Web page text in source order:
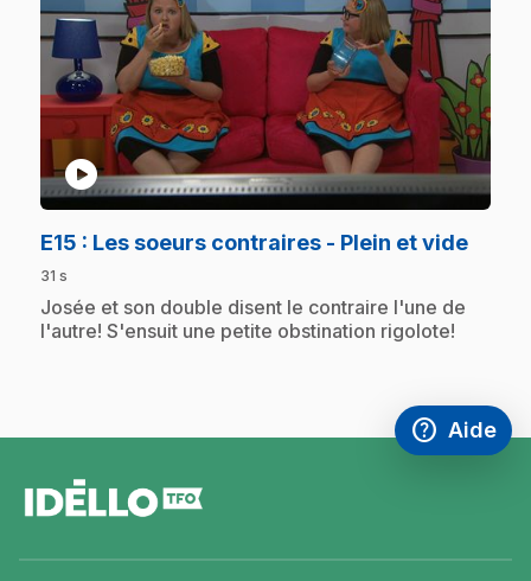
play_circle
E15 : Les soeurs contraires - Plein et vide.
31 s
.Josée et son double disent le contraire l'une de
l'autre! S'ensuit une petite obstination rigolote!
help
Accéder à
Aide
,Ce lien
de
page